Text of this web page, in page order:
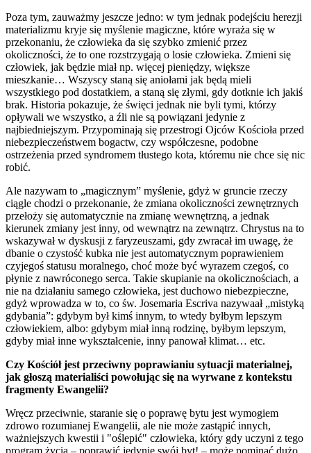
Poza tym, zauważmy jeszcze jedno: w tym jednak podejściu herezji
materializmu kryje się myślenie magiczne, które wyraża się w
przekonaniu, że człowieka da się szybko zmienić przez
okoliczności, że to one rozstrzygają o losie człowieka. Zmieni się
człowiek, jak będzie miał np. więcej pieniędzy, większe
mieszkanie… Wszyscy staną się aniołami jak będą mieli
wszystkiego pod dostatkiem, a staną się złymi, gdy dotknie ich jakiś
brak. Historia pokazuje, że święci jednak nie byli tymi, którzy
opływali we wszystko, a źli nie są powiązani jedynie z
najbiedniejszym. Przypominają się przestrogi Ojców Kościoła przed
niebezpieczeństwem bogactw, czy współczesne, podobne
ostrzeżenia przed syndromem tłustego kota, któremu nie chce się nic
robić.
Ale nazywam to „magicznym” myślenie, gdyż w gruncie rzeczy
ciągle chodzi o przekonanie, że zmiana okoliczności zewnętrznych
przełoży się automatycznie na zmianę wewnętrzną, a jednak
kierunek zmiany jest inny, od wewnątrz na zewnątrz. Chrystus na to
wskazywał w dyskusji z faryzeuszami, gdy zwracał im uwagę, że
dbanie o czystość kubka nie jest automatycznym poprawieniem
czyjegoś statusu moralnego, choć może być wyrazem czegoś, co
płynie z nawróconego serca. Takie skupianie na okolicznościach, a
nie na działaniu samego człowieka, jest duchowo niebezpieczne,
gdyż wprowadza w to, co św. Josemaria Escriva nazywaał „mistyką
gdybania”: gdybym był kimś innym, to wtedy byłbym lepszym
człowiekiem, albo: gdybym miał inną rodzinę, byłbym lepszym,
gdyby miał inne wykształcenie, inny panował klimat… etc.
Czy Kościół jest przeciwny poprawianiu sytuacji materialnej,
jak głoszą materialiści powołując się na wyrwane z kontekstu
fragmenty Ewangelii?
Wręcz przeciwnie, staranie się o poprawę bytu jest wymogiem
zdrowo rozumianej Ewangelii, ale nie może zastąpić innych,
ważniejszych kwestii i "oślepić" człowieka, który gdy uczyni z tego
program życia – poprawić jedynie swój byt! – może pominąć dużo